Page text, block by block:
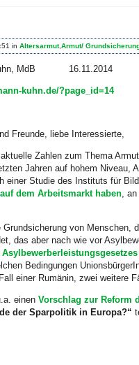
in Altersarmut,Armut/
Kuhn, MdB 16.11.2014
kuhn.de/?page_id=14
Freunde, liebe Interessierte,
Zahlen zum Thema
Jahren auf hohem
einer Studie des Instituts für
dem Arbeitsmarkt haben,
von Menschen,
das aber nach wie vor
Bedingungen
einer Rumänin, zwei weitere
einen Vorschlag zur Reform
der Sparpolitik in Europa?“